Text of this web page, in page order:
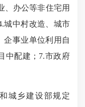
、办公等非住宅用
城中村改造、城市
企事业单位利用自
中配建；7.市政府
乡建设部规定